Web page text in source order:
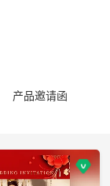
产品邀请函